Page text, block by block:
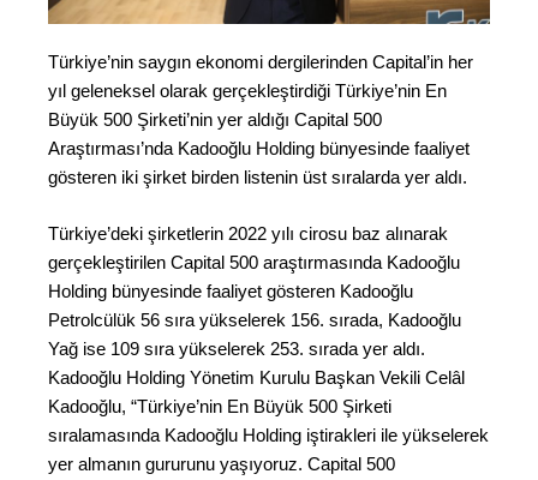
Türkiye’nin saygın ekonomi dergilerinden Capital’in her
yıl geleneksel olarak gerçekleştirdiği Türkiye’nin En
Büyük 500 Şirketi’nin yer aldığı Capital 500
Araştırması’nda Kadooğlu Holding bünyesinde faaliyet
gösteren iki şirket birden listenin üst sıralarda yer aldı.
Türkiye’deki şirketlerin 2022 yılı cirosu baz alınarak
gerçekleştirilen Capital 500 araştırmasında Kadooğlu
Holding bünyesinde faaliyet gösteren Kadooğlu
Petrolcülük 56 sıra yükselerek 156. sırada, Kadooğlu
Yağ ise 109 sıra yükselerek 253. sırada yer aldı.
Kadooğlu Holding Yönetim Kurulu Başkan Vekili Celâl
Kadooğlu, “Türkiye’nin En Büyük 500 Şirketi
sıralamasında Kadooğlu Holding iştirakleri ile yükselerek
yer almanın gururunu yaşıyoruz. Capital 500